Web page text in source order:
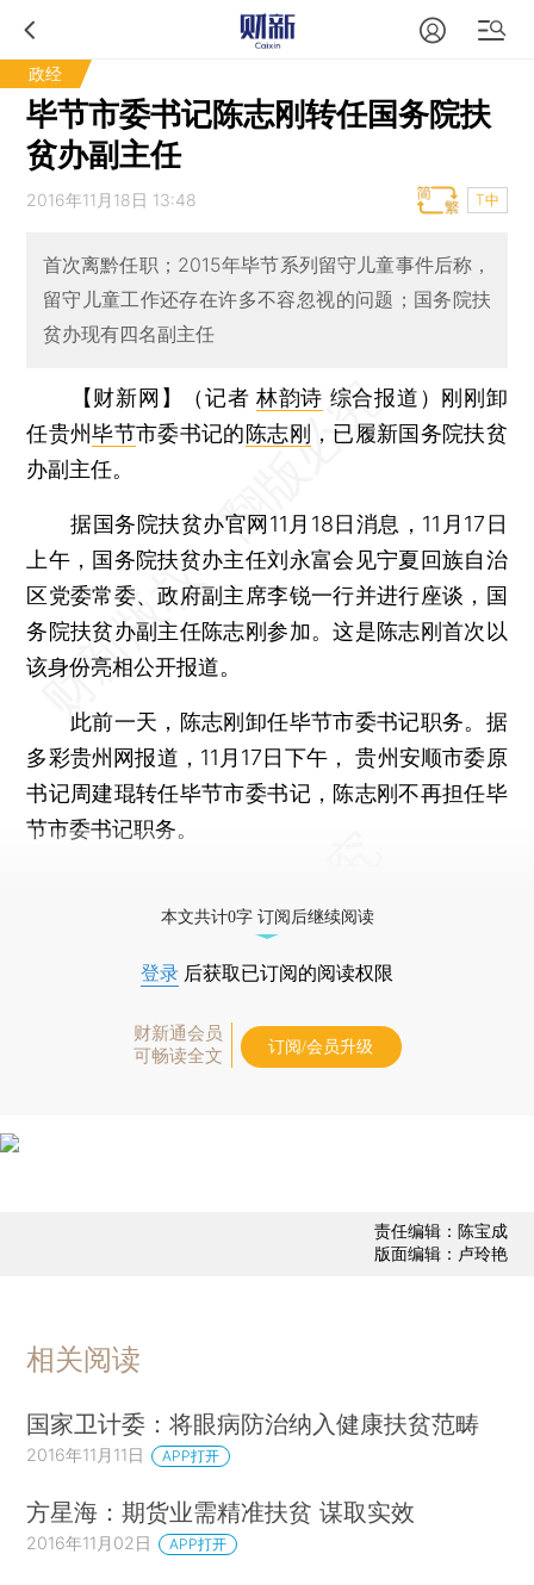
政经
毕节市委书记陈志刚转任国务院扶
贫办副主任
2016年11月18日 13:48 T中
首次离黔任职；2015年毕节系列留守儿童事件后称，
留守儿童工作还存在许多不容忽视的问题；国务院扶
贫办现有四名副主任
【财新网】（记者林韵诗 综合报道） 刚刚卸
任贵州毕节市委书记的陈志刚 ，已履新国务院扶贫
办副主任。
据国务院扶贫办官网11月18日消息，11月17日
上午，国务院扶贫办主任刘永富会见宁夏回族自治
区党委常委、政府副主席李锐一行并进行座谈，国
务院扶贫办副主任陈志刚参加。这是陈志刚首次以
该身份亮相公开报道。
此前一天，陈志刚卸任毕节市委书记职务。据
多彩贵州网报道，11月17日下午， 贵州安顺市委原
书记周建琨转任毕节市委书记，陈志刚不再担任毕
节市委书记职务。
本文共计0字 订阅后继续阅读
登录 后获取已订阅的阅读权限
财新通会员
可畅读全文
订阅/会员升级
责任编辑：陈宝成
版面编辑：卢玲艳
相关阅读
国家卫计委：将眼病防治纳入健康扶贫范畴
2016年11月11日 APP打开
方星海：期货业需精准扶贫 谋取实效
2016年11月02日 APP打开